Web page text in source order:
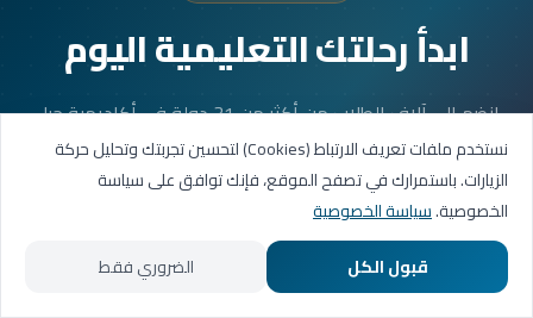
ابدأ رحلتك التعليمية اليوم
انضم إلى آلاف الطلاب من أكثر من 31 دولة في أكاديمية جيل
العربية. جلستك الأولى مجانية.
احجز حصتك التجريبية
تواصل عبر واتساب
الرئيسية المسارات التعليمية
نستخدم ملفات تعريف الارتباط (Cookies) لتحسين تجربتك وتحليل حركة
الزيارات. باستمرارك في تصفح الموقع، فإنك توافق على سياسة
الخصوصية.سياسة الخصوصية
قبول الكل
الضروري فقط